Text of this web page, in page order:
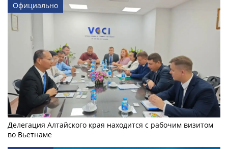
Официально
Делегация Алтайского края находится с рабочим визитом
во Вьетнаме